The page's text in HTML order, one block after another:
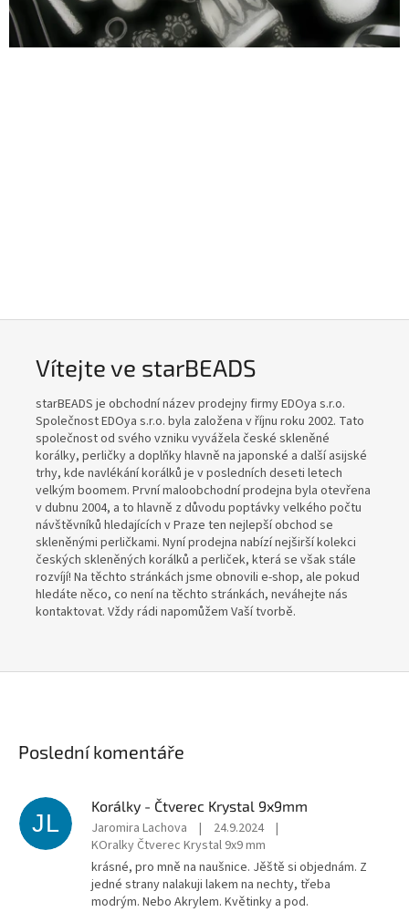
Vítejte ve starBEADS
starBEADS je obchodní název prodejny firmy EDOya s.r.o.
Společnost EDOya s.r.o. byla založena v říjnu roku 2002. Tato
společnost od svého vzniku vyvážela české skleněné
korálky, perličky a doplňky hlavně na japonské a další asijské
trhy, kde navlékání korálků je v posledních deseti letech
velkým boomem. První maloobchodní prodejna byla otevřena
v dubnu 2004, a to hlavně z důvodu poptávky velkého počtu
návštěvníků hledajících v Praze ten nejlepší obchod se
skleněnými perličkami. Nyní prodejna nabízí nejširší kolekci
českých skleněných korálků a perliček, která se však stále
rozvíjí! Na těchto stránkách jsme obnovili e-shop, ale pokud
hledáte něco, co není na těchto stránkách, neváhejte nás
kontaktovat. Vždy rádi napomůžem Vaší tvorbě.
Poslední komentáře
JL
Korálky - Čtverec Krystal 9x9mm
Jaromira Lachova | 24.9.2024
|
KOralky Čtverec Krystal 9x9 mm
krásné, pro mně na naušnice. Jěště si objednám. Z
jedné strany nalakuji lakem na nechty, třeba
modrým. Nebo Akrylem. Květinky a pod.